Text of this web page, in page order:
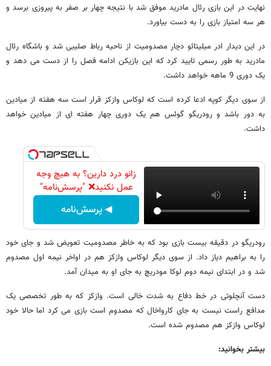
نهایت در این بازی رئال مادرید موفق شد با نتیجه چهار بر صفر به پیروزی برسد و
هر سه امتیاز بازی را به دست بیاورد.
در این دیدار ادر میلیتائو دچار مصدومیت از ناحیه رباط صلیبی شد و باشگاه رئال
مادرید به طور رسمی تایید کرد که این بازیکن ادامه فصل را از دست می دهد و
یک دوری 9 ماهه خواهد داشت.
از سوی دیگر کوپه ادعا کرده است که لوکاس وازکز قرار است سه هفته از میادین
به دور باشد و رودریگو گوئس هم یک دوری چهار هفته ای از میادین خواهد
داشت.
زانو درد دارین؟ به هیچ وجه
عمل نکنید❌ "پرسش‌نامه"
◀ پرسش‌نامه
رودریگو در دقیقه بیست بازی بود که به خاطر مصدومیت تعویض شد و جای خود
را به براهیم دیاز داد. از سوی دیگر لوکاس وازکز هم در اواخر نیمه اول مصدوم
شد و در ابتدای نیمه دوم لوکا مودریچ به جای او به میدان آمد.
دست آنچلوتی در خط دفاع به شدت خالی است. وازکز که به طور تخصصی یک
مدافع راست نیست به جای کارواخال که مصدوم است بازی می کرد اما حالا خود
لوکاس وازکز هم مصدوم شده است.
بیشتر بخوانید: